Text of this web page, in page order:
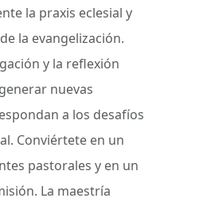
la praxis eclesial y
la evangelización.
y la reflexión
nuevas
a los desafíos
Conviértete en un
pastorales y en un
La maestría